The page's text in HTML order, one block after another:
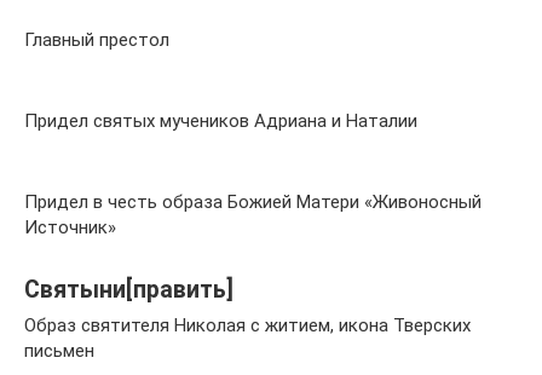
Главный престол
Придел святых мучеников Адриана и Наталии
Придел в честь образа Божией Матери «Живоносный
Источник»
Святыни[править]
Образ святителя Николая с житием, икона Тверских
письмен